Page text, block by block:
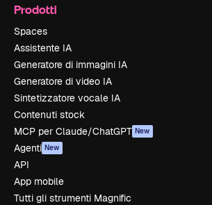
Prodotti
Spaces
Assistente IA
Generatore di immagini IA
Generatore di video IA
Sintetizzatore vocale IA
Contenuti stock
MCP per Claude/ChatGPT New
Agenti New
API
App mobile
Tutti gli strumenti Magnific